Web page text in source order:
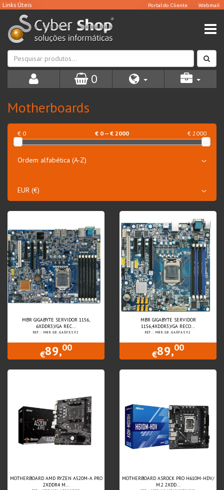
0
Motherboards
€ 0 € 2000
€ 0 — € 2000
MBR GIGABYTE SERVIDOR 1156,
6XDDR3,VGA REC...
REF.: MBR.GB.GA6FXSV2
€89,00
MBR GIGABYTE SERVIDOR
1156,4XDDR3,VGA RECO...
REF.: MBR.GB.GA6FASV2
€89,00
MOTHERBOARD AMD RYZEN A520M-A PRO
2XDDR4 M...
MOTHERBOARD ASROCK PRO H610M-HDV/
M.2 2XDD...